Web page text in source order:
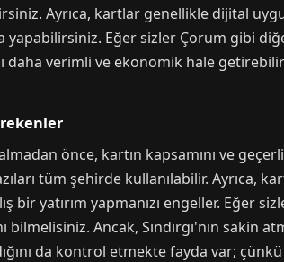
Ayrıca, kartlar genellikle dijital
Eğer sizler Çorum gibi
daha verimli ve ekonomik hale
önce, kartın kapsamını ve
tüm şehirde kullanılabilir. Ayrıca,
bir yatırım yapmanızı engeller. Eğer
bilmelisiniz. Ancak, Sındırgı'nın
da kontrol etmekte fayda var;